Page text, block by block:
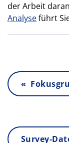
der Arbeit
Analyseführt
«
Survey-